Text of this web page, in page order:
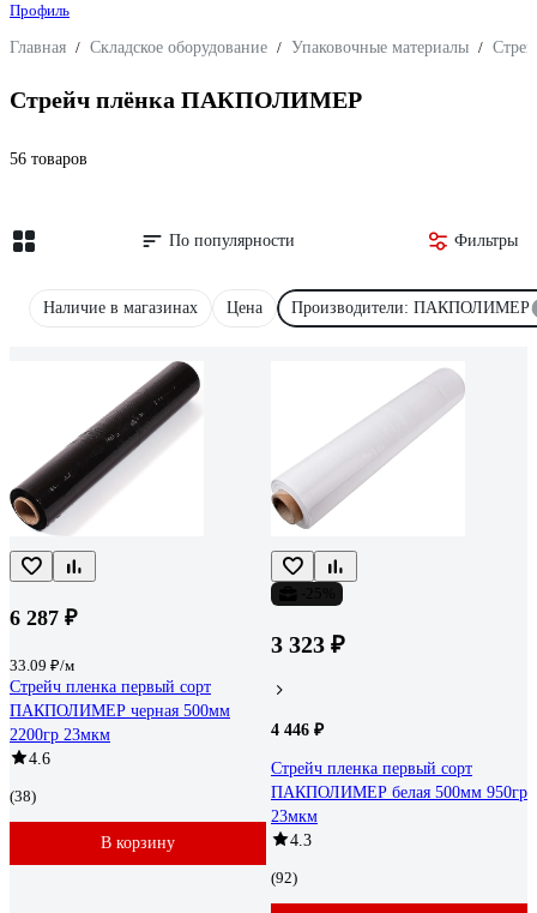
Профиль
Главная / Складское оборудование / Упаковочные материалы /
Стрейч плёнка ПАКПОЛИМЕР
56 товаров
По популярности Фильтры
Наличие в магазинах Цена Производители: ПАКПОЛИМЕР
6 287 ₽
33.09 ₽/м
Стрейч пленка первый сорт
ПАКПОЛИМЕР черная 500мм
2200гр 23мкм
4.6
(38)
В корзину
3 323 ₽
4 446 ₽
Стрейч пленка первый сорт
ПАКПОЛИМЕР белая 500мм 950гр
23мкм
4.3
(92)